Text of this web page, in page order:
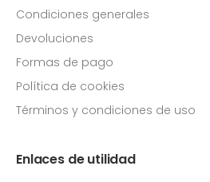
Condiciones generales
Devoluciones
Formas de pago
Política de cookies
Términos y condiciones de uso
Enlaces de utilidad